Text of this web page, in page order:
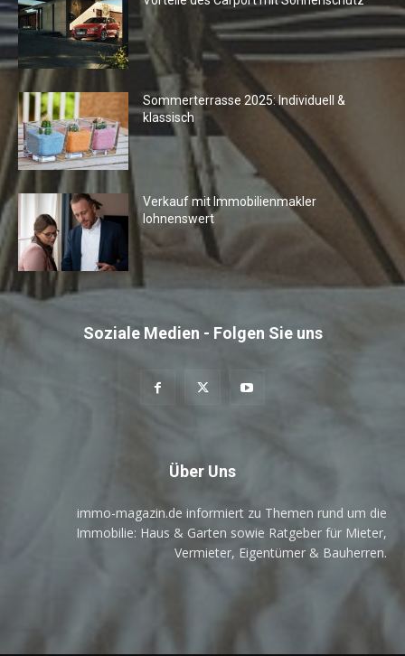
Sommerterrasse 2025: Individuell &
klassisch
Verkauf mit Immobilienmakler
lohnenswert
Soziale Medien - Folgen Sie uns
Über Uns
immo-magazin.de informiert zu Themen rund um die
Immobilie: Haus & Garten sowie Ratgeber für Mieter,
Vermieter, Eigentümer & Bauherren.